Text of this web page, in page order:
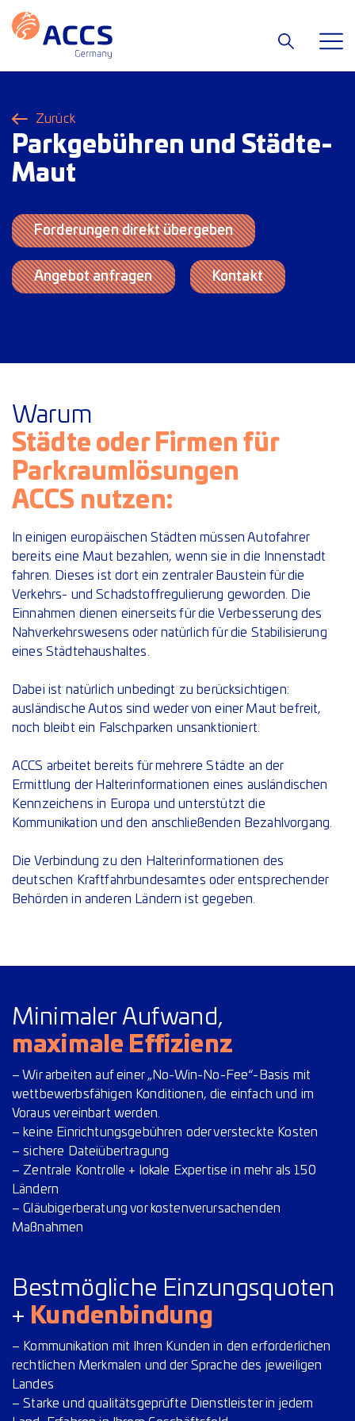
Zurück
Parkgebühren und Städte-
Maut
Forderungen direkt übergeben
Angebot anfragen Kontakt
Warum
Städte oder Firmen für
Parkraumlösungen
ACCS nutzen:
In einigen europäischen Städten müssen Autofahrer
bereits eine Maut bezahlen, wenn sie in die Innenstadt
fahren. Dieses ist dort ein zentraler Baustein für die
Verkehrs- und Schadstoffregulierung geworden. Die
Einnahmen dienen einerseits für die Verbesserung des
Nahverkehrswesens oder natürlich für die Stabilisierung
eines Städtehaushaltes.
Dabei ist natürlich unbedingt zu berücksichtigen:
ausländische Autos sind weder von einer Maut befreit,
noch bleibt ein Falschparken unsanktioniert.
ACCS arbeitet bereits für mehrere Städte an der
Ermittlung der Halterinformationen eines ausländischen
Kennzeichens in Europa und unterstützt die
Kommunikation und den anschließenden Bezahlvorgang.
Die Verbindung zu den Halterinformationen des
deutschen Kraftfahrbundesamtes oder entsprechender
Behörden in anderen Ländern ist gegeben.
Minimaler Aufwand,
maximale Effizienz
– Wir arbeiten auf einer „No-Win-No-Fee“-Basis mit
wettbewerbsfähigen Konditionen, die einfach und im
Voraus vereinbart werden.
– keine Einrichtungsgebühren oder versteckte Kosten
– sichere Dateiübertragung
– Zentrale Kontrolle + lokale Expertise in mehr als 150
Ländern
– Gläubigerberatung vor kostenverursachenden
Maßnahmen
Bestmögliche Einzungsquoten
+ Kundenbindung
– Kommunikation mit Ihren Kunden in den erforderlichen
rechtlichen Merkmalen und der Sprache des jeweiligen
Landes
– Starke und qualitätsgeprüfte Dienstleister in jedem